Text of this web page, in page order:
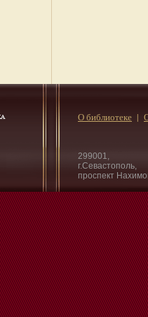
299001,
г.Севастополь,
проспект
О библиотеке